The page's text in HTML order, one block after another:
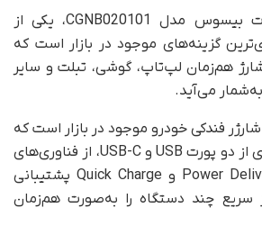
شارژر فندکی 150 وات بیسوس مدل CGNB020101، یکی از
گزینه‌های موجود در بازار است که
شارژ هم‌زمان لپ‌تاپ، گوشی، تبلت و سایر
می‌آید.
فندکی خودرو موجود در بازار است که
این مدل آن با بهره‌گیری از دو پورت USB و USB-C، از فناوری‌های
شارژ سریع مانند Power Delivery و Quick Charge پشتیبانی
سریع چند دستگاه را به‌صورت هم‌زمان